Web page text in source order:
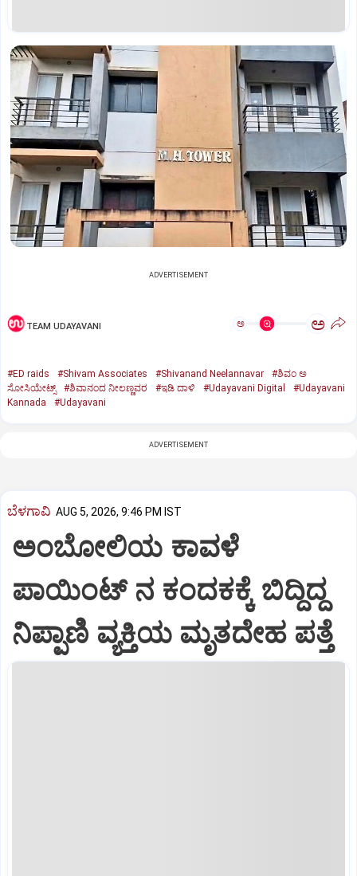
ADVERTISEMENT
TEAM UDAYAVANI ಅ ಅ
#ED raids #Shivam Associates #Shivanand Neelannavar
#ಶಿವಂ ಅ
ಸೋಸಿಯೇಟ್ಸ್
#ಶಿವಾನಂದ ನೀಲಣ್ಣವರ #ಇಡಿ ದಾಳಿ #Udayavani Digital
#Udayavani
Kannada
#Udayavani
ADVERTISEMENT
ಬೆಳಗಾವಿ AUG 5, 2026, 9:46 PM IST
ಅಂಬೋಲಿಯ ಕಾವಳೆ‌
ಪಾಯಿಂಟ್ ನ ಕಂದಕಕ್ಕೆ ಬಿದ್ದಿದ್ದ
ನಿಪ್ಪಾಣಿ ವ್ಯಕ್ತಿಯ ಮೃತದೇಹ ಪತ್ತೆ